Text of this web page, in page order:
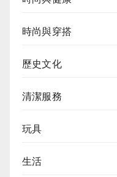
時尚與穿搭
歷史文化
清潔服務
玩具
生活